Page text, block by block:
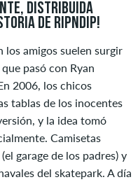
DISTRIBUIDA
DE RIPNDIP!
los amigos suelen surgir
pasó con Ryan
2006, los chicos
tablas de los inocentes
y la idea tomó
Camisetas
garage de los padres) y
del skatepark. A día